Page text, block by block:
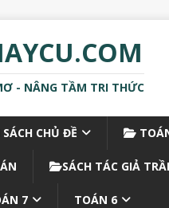
- NÂNG TẦM TRI THỨC
CHỦ ĐỀ
SÁCH TÁC GIẢ
7 TOÁN 6